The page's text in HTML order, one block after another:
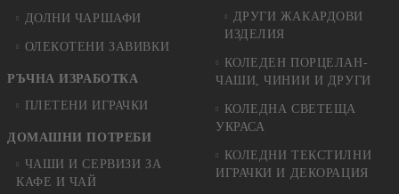
ДОЛНИ ЧАРШАФИ
ОЛЕКОТЕНИ ЗАВИВКИ
РЪЧНА ИЗРАБОТКА
ПЛЕТЕНИ ИГРАЧКИ
ДОМАШНИ ПОТРЕБИ
ЧАШИ И СЕРВИЗИ ЗА
КАФЕ И ЧАЙ
ДРУГИ ЖАКАРДОВИ
ИЗДЕЛИЯ
КОЛЕДЕН ПОРЦЕЛАН-
ЧАШИ, ЧИНИИ И ДРУГИ
КОЛЕДНА СВЕТЕЩА
УКРАСА
КОЛЕДНИ ТЕКСТИЛНИ
ИГРАЧКИ И ДЕКОРАЦИЯ